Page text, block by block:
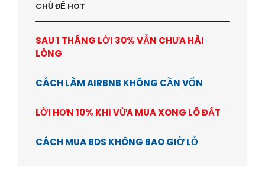
CHỦ ĐỂ HOT
SAU 1 THÁNG LỜI 30% VẪN CHƯA HÀI
LÒNG
CÁCH LÀM AIRBNB KHÔNG CẦN VỐN
LỜI HƠN 10% KHI VỪA MUA XONG LÔ ĐẤT
CÁCH MUA BDS KHÔNG BAO GIỜ LỖ